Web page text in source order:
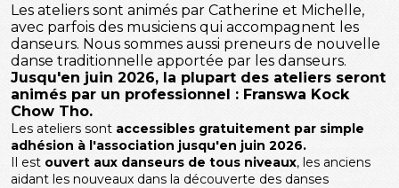
Les ateliers sont animés par Catherine et Michelle,
avec parfois des musiciens qui accompagnent les
danseurs. Nous sommes aussi preneurs de nouvelle
danse traditionnelle apportée par les danseurs.
Jusqu'en juin 2026, la plupart des ateliers seront
animés par un professionnel : Franswa Kock
Chow Tho.
Les ateliers sont accessibles gratuitement par simple
adhésion à l'association jusqu'en juin 2026.
Il est ouvert aux danseurs de tous niveaux, les anciens
aidant les nouveaux dans la découverte des danses